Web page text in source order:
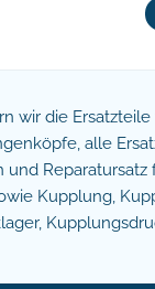
wir die
alle
Kupplung,